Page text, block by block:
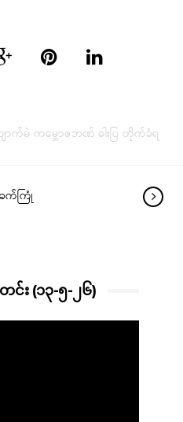
ာက်မဲ ကမ္ဘောဇဘဏ် ဓါးပြ တိုက်ခံရ
ခက်ကြုံ
း (၁၃-၅-၂၆)